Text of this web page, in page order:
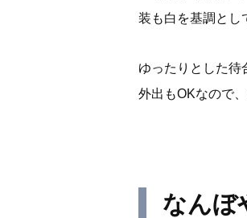
装も白を基調とし
ゆったりとした待
外出もOKなので
なんぼ